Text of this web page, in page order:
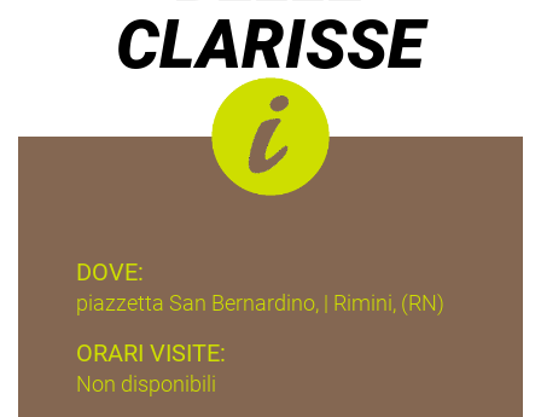
CLARISSE
DOVE:
piazzetta San Bernardino, | Rimini, (RN)
ORARI VISITE:
Non disponibili